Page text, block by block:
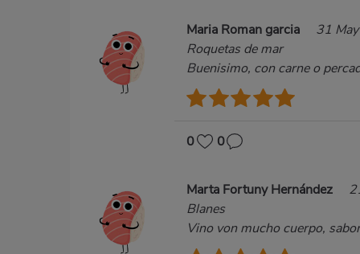
Maria Roman garcia
31
Roquetas de mar
Buenisimo, con carne o
0 0
Marta Fortuny Hernández
Blanes
Vino von mucho cuerpo,